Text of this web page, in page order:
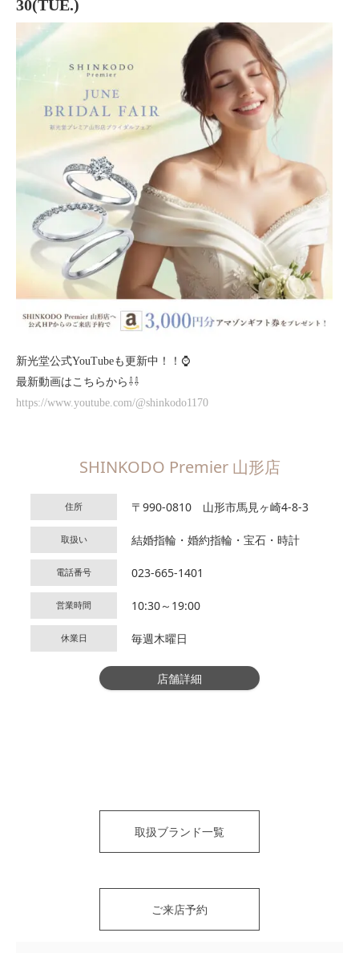
30(TUE.)
新光堂公式YouTubeも更新中！！⌚
最新動画はこちらから⇩⇩
https://www.youtube.com/@shinkodo1170
SHINKODO Premier 山形店
住所 〒990-0810 山形市馬見ヶ崎4-8-3
取扱い 結婚指輪・婚約指輪・宝石・時計
電話番号 023-665-1401
営業時間 10:30～19:00
休業日 毎週木曜日
店舗詳細
取扱ブランド一覧
ご来店予約